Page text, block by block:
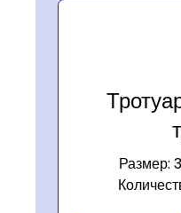
Размер: